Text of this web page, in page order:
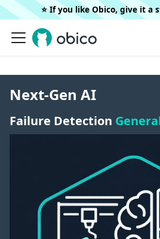
⭐️ If you like Obico, give it a
Next-Gen AI
Failure Detection